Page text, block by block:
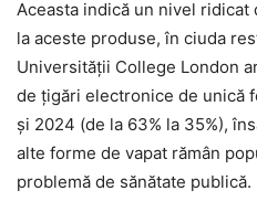
Aceasta indică un nivel
la aceste produse, în ciuda
Universității College London
de țigări electronice de unică
și 2024 (de la 63% la 35%),
alte forme de vapat rămân
problemă de sănătate publică.